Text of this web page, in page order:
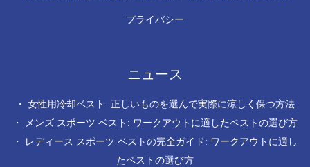
プライバシー
ニュース
・ 女性用冷却ベスト: 正しいものを選んで実際に涼しく保つ方法
・
メンズ スポーツ ベスト: ワークアウトに適したベストの選び方
・
レディース スポーツ ベストの完全ガイド: ワークアウトに適し
たベストの選び方